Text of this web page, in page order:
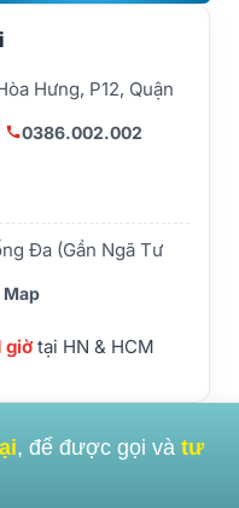
Hưng, P12, Quận
0386.002.002
Đa (Gần Ngã Tư
Map
giờtại HN & HCM
, để được gọi và tư